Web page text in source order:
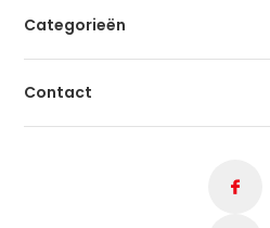
Categorieën
Contact